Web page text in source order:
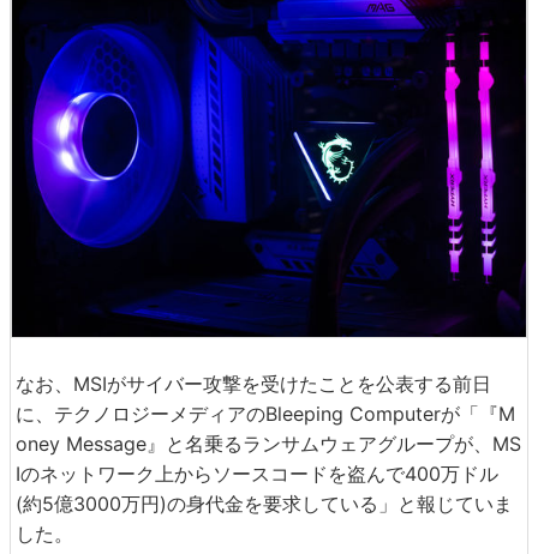
なお、MSIがサイバー攻撃を受けたことを公表する前日
に、テクノロジーメディアのBleeping Computerが「『M
oney Message』と名乗るランサムウェアグループが、MS
Iのネットワーク上からソースコードを盗んで400万ドル
(約5億3000万円)の身代金を要求している」と報じていま
した。